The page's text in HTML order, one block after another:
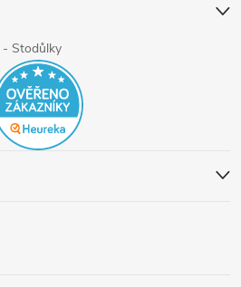
- Stodůlky